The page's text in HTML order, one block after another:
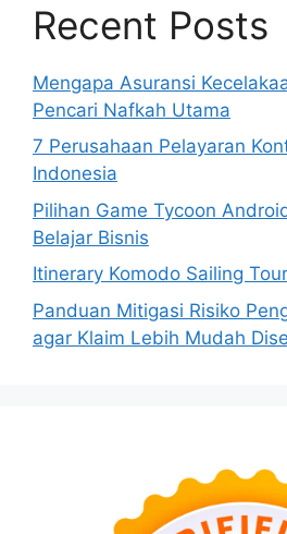
Recent Posts
Mengapa Asuransi
Pencari Nafkah Utama
7 Perusahaan Pelayaran
Indonesia
Pilihan Game Tycoon
Belajar Bisnis
Itinerary Komodo Sailing
Panduan Mitigasi Risiko
agar Klaim Lebih Mudah